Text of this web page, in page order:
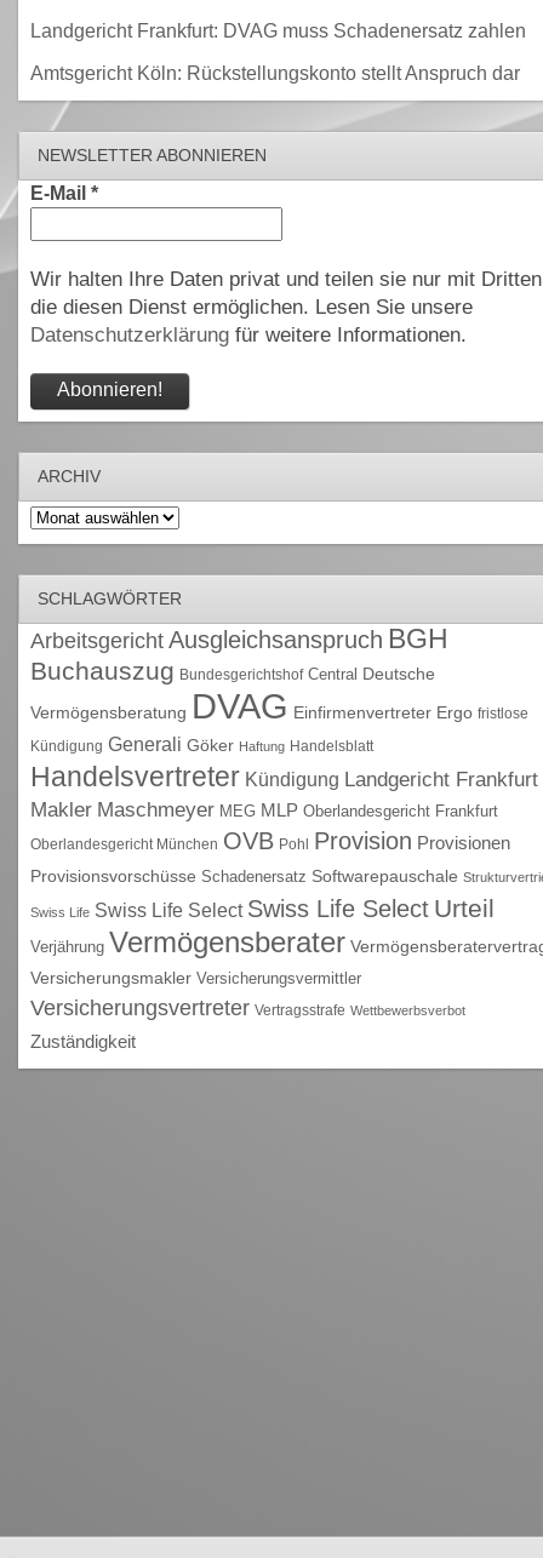
Landgericht Frankfurt: DVAG muss Schadenersatz zahlen
Amtsgericht Köln: Rückstellungskonto stellt Anspruch dar
NEWSLETTER ABONNIEREN
E-Mail *
Wir halten Ihre Daten privat und teilen sie nur mit
die diesen Dienst ermöglichen. Lesen Sie unsere
Datenschutzerklärungfür weitere Informationen.
ARCHIV
Archiv
SCHLAGWÖRTER
Arbeitsgericht Ausgleichsanspruch BGH
Buchauszug Bundesgerichtshof Central Deutsche
Vermögensberatung DVAG Einfirmenvertreter Ergo fristlose
Kündigung Generali Göker Haftung Handelsblatt
Handelsvertreter Kündigung Landgericht Frankfurt
Makler Maschmeyer MEG MLP Oberlandesgericht Frankfurt
Oberlandesgericht München OVB Pohl Provision Provisionen
Provisionsvorschüsse Schadenersatz Softwarepauschale
Swiss Life Swiss Life Select Swiss Life Select Urteil
Verjährung Vermögensberater
Versicherungsmakler Versicherungsvermittler
Versicherungsvertreter Vertragsstrafe Wettbewerbsverbot
Zuständigkeit